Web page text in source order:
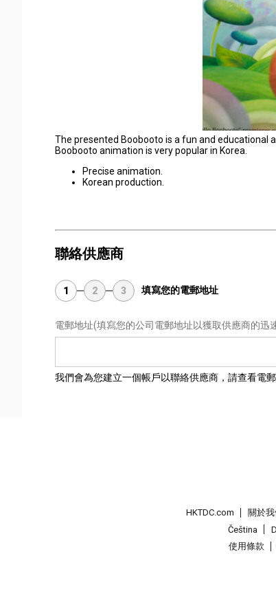
The presented Boobooto is a fun and educational
Boobooto animation is very popular in Korea.
Precise animation.
Korean production.
聯絡供應商
1 2 3 填寫您的電郵地址
電郵地址(填寫您的公司電郵地址以獲取供應商的迅
我們會為您建立一個帳戶以聯絡供應商，請查看電郵
HKTDC.com 關於我
Čeština
使用條款